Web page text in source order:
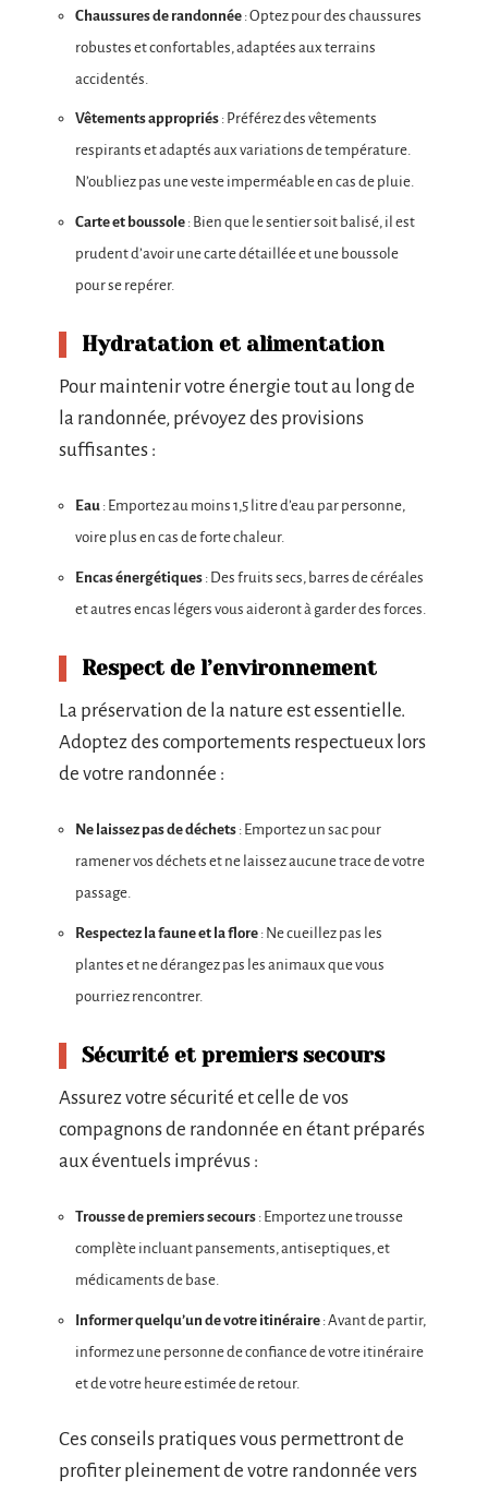
Chaussures de randonnée : Optez pour des chaussures
robustes et confortables, adaptées aux terrains
accidentés.
Vêtements appropriés : Préférez des vêtements
respirants et adaptés aux variations de température.
N’oubliez pas une veste imperméable en cas de pluie.
Carte et boussole : Bien que le sentier soit balisé, il est
prudent d’avoir une carte détaillée et une boussole
pour se repérer.
Hydratation et alimentation
Pour maintenir votre énergie tout au long de
la randonnée, prévoyez des provisions
suffisantes :
Eau : Emportez au moins 1,5 litre d’eau par personne,
voire plus en cas de forte chaleur.
Encas énergétiques : Des fruits secs, barres de céréales
et autres encas légers vous aideront à garder des forces.
Respect de l’environnement
La préservation de la nature est essentielle.
Adoptez des comportements respectueux lors
de votre randonnée :
Ne laissez pas de déchets : Emportez un sac pour
ramener vos déchets et ne laissez aucune trace de votre
passage.
Respectez la faune et la flore : Ne cueillez pas les
plantes et ne dérangez pas les animaux que vous
pourriez rencontrer.
Sécurité et premiers secours
Assurez votre sécurité et celle de vos
compagnons de randonnée en étant préparés
aux éventuels imprévus :
Trousse de premiers secours : Emportez une trousse
complète incluant pansements, antiseptiques, et
médicaments de base.
Informer quelqu’un de votre itinéraire : Avant de partir,
informez une personne de confiance de votre itinéraire
et de votre heure estimée de retour.
Ces conseils pratiques vous permettront de
profiter pleinement de votre randonnée vers